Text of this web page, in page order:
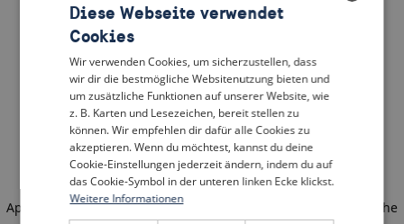
Application error: a client-side exception has occurred
(see the
DUTCH
FRENCH
GERMAN
Diese Webseite verwendet
Cookies
Wir verwenden Cookies, um sicherzustellen, dass
wir dir die bestmögliche Websitenutzung bieten und
um zusätzliche Funktionen auf unserer Website, wie
z. B. Karten und Lesezeichen, bereit stellen zu
können. Wir empfehlen dir dafür alle Cookies zu
akzeptieren. Wenn du möchtest, kannst du deine
Cookie-Einstellungen jederzeit ändern, indem du auf
das Cookie-Symbol in der unteren linken Ecke klickst.
Weitere Informationen